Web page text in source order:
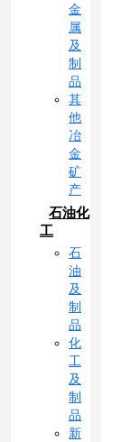
金
属
及
制
品
其
他
冶
金
矿
产
石油化
工
石
油
及
制
品
化
工
及
制
品
新